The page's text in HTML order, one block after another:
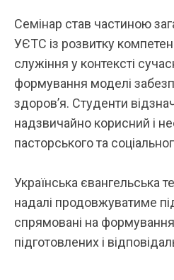
Семінар став частиною
УЄТС із розвитку
служіння у контексті
формування моделі
здоров’я. Студенти
надзвичайно корисний і
пасторського та
Українська євангельська
надалі продовжуватиме
спрямовані на
підготовлених і